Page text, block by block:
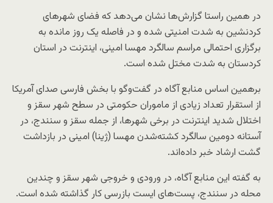
در همین راستا گزارش‌ها نشان می‌دهد که فضای شهرهای
کردنشین به شدت امنیتی شده و در فاصله یک روز مانده به
برگزاری احتمالی مراسم سالگرد مهسا امینی، اینترنت در استان
کردستان به شدت مختل شده است.
برهمین اساس منابع آگاه در گفت‌و‌گو با بخش فارسی صدای آمریکا
از استقرار تعداد زیادی از ماموران حکومتی در سطح شهر سقز و
اختلال شدید اینترنت در برخی شهرها، از جمله سقز و سنندج، در
آستانه دومین سالگرد کشته‌شدن مهسا (ژینا) امینی در بازداشت
گشت ارشاد خبر داده‌اند.
به گفته این منابع آگاه، در ورودی و خروجی شهر سقز و چندین
محله در سنندج، پست‌های ایست‌ بازرسی کار گذاشته شده است.